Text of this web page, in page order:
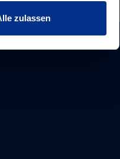
zulassen